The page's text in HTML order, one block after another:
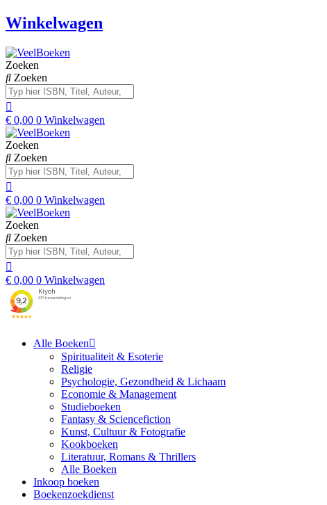
Winkelwagen
Zoeken
Zoeken
€ 0,00 0 Winkelwagen
Zoeken
Zoeken
€ 0,00 0 Winkelwagen
Zoeken
Zoeken
€ 0,00 0 Winkelwagen
Alle Boeken
Spiritualiteit & Esoterie
Religie
Psychologie, Gezondheid & Lichaam
Economie & Management
Studieboeken
Fantasy & Sciencefiction
Kunst, Cultuur & Fotografie
Kookboeken
Literatuur, Romans & Thrillers
Alle Boeken
Inkoop boeken
Boekenzoekdienst